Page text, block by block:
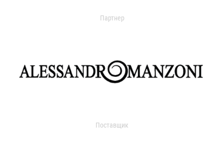
Партнер
Поставщик